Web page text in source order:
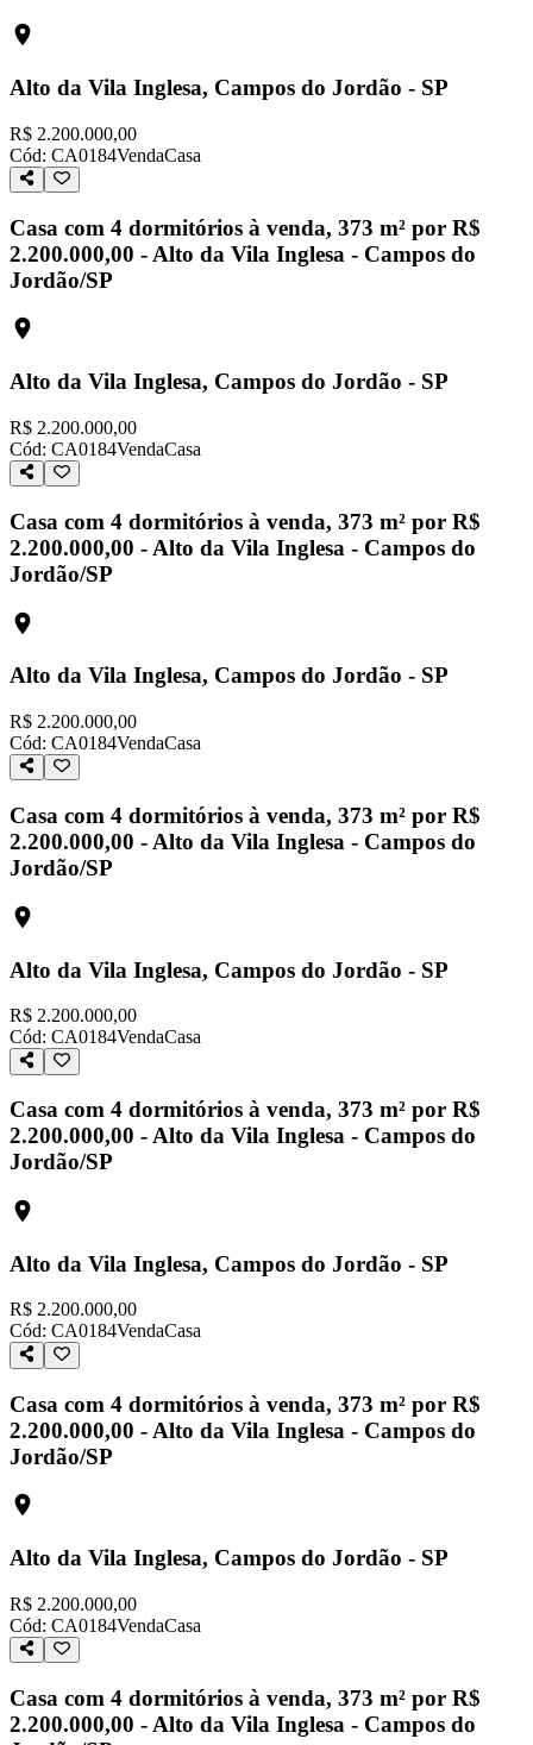
Alto da Vila Inglesa, Campos do Jordão - SP
R$ 2.200.000,00
Cód: CA0184VendaCasa
Casa com 4 dormitórios à venda, 373 m² por R$
2.200.000,00 - Alto da Vila Inglesa - Campos do
Jordão/SP
Alto da Vila Inglesa, Campos do Jordão - SP
R$ 2.200.000,00
Cód: CA0184VendaCasa
Casa com 4 dormitórios à venda, 373 m² por R$
2.200.000,00 - Alto da Vila Inglesa - Campos do
Jordão/SP
Alto da Vila Inglesa, Campos do Jordão - SP
R$ 2.200.000,00
Cód: CA0184VendaCasa
Casa com 4 dormitórios à venda, 373 m² por R$
2.200.000,00 - Alto da Vila Inglesa - Campos do
Jordão/SP
Alto da Vila Inglesa, Campos do Jordão - SP
R$ 2.200.000,00
Cód: CA0184VendaCasa
Casa com 4 dormitórios à venda, 373 m² por R$
2.200.000,00 - Alto da Vila Inglesa - Campos do
Jordão/SP
Alto da Vila Inglesa, Campos do Jordão - SP
R$ 2.200.000,00
Cód: CA0184VendaCasa
Casa com 4 dormitórios à venda, 373 m² por R$
2.200.000,00 - Alto da Vila Inglesa - Campos do
Jordão/SP
Alto da Vila Inglesa, Campos do Jordão - SP
R$ 2.200.000,00
Cód: CA0184VendaCasa
Casa com 4 dormitórios à venda, 373 m² por R$
2.200.000,00 - Alto da Vila Inglesa - Campos do